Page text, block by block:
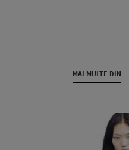
MAI MULTE DIN